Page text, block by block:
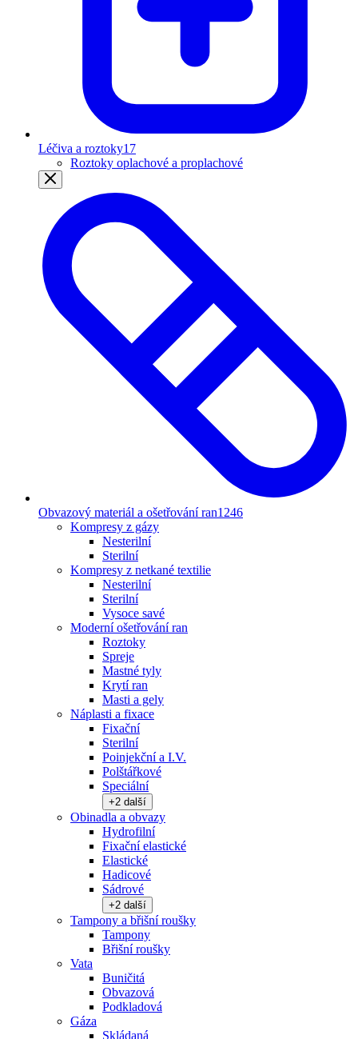
Léčiva a roztoky17
Roztoky oplachové a proplachové
Obvazový materiál a ošetřování ran1246
Kompresy z gázy
Nesterilní
Sterilní
Kompresy z netkané textilie
Nesterilní
Sterilní
Vysoce savé
Moderní ošetřování ran
Roztoky
Spreje
Mastné tyly
Krytí ran
Masti a gely
Náplasti a fixace
Fixační
Sterilní
Poinjekční a I.V.
Polštářkové
Speciální
+2 další
Obinadla a obvazy
Hydrofilní
Fixační elastické
Elastické
Hadicové
Sádrové
+2 další
Tampony a břišní roušky
Tampony
Břišní roušky
Vata
Buničitá
Obvazová
Podkladová
Gáza
Skládaná